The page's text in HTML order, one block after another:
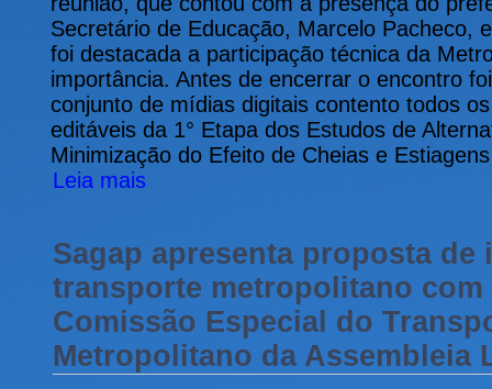
Secretário de Educação, Marcelo Pacheco,
foi destacada a participação técnica da
importância. Antes de encerrar o encontro
conjunto de mídias digitais contento todos
editáveis da 1° Etapa dos Estudos de
Minimização do Efeito de Cheias e
Leia mais
Sagap apresenta proposta de
transporte metropolitano com
Comissão Especial do
Metropolitano da Assembleia